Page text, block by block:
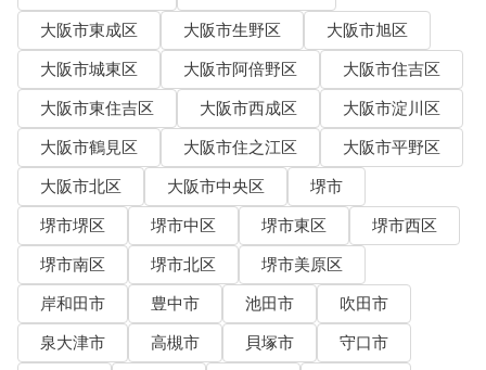
大阪市東成区
大阪市生野区
大阪市旭区
大阪市城東区
大阪市阿倍野区
大阪市住吉区
大阪市東住吉区
大阪市西成区
大阪市淀川区
大阪市鶴見区
大阪市住之江区
大阪市平野区
大阪市北区
大阪市中央区
堺市
堺市堺区
堺市中区 堺市東区
堺市西区
堺市南区
堺市北区
堺市美原区
岸和田市
豊中市 池田市
吹田市
泉大津市
高槻市 貝塚市
守口市